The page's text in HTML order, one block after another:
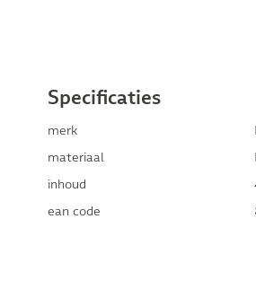
Specificaties
merk
materiaal
inhoud
ean code